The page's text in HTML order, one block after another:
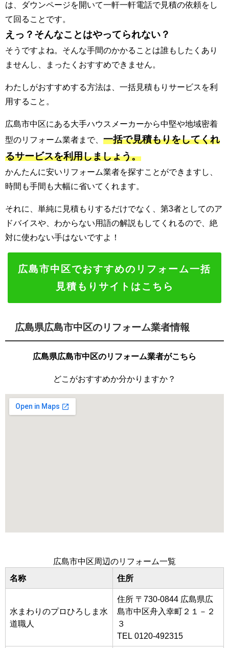
は、ダウンページを開いて一軒一軒電話で見積の依頼をし
て回ることです。
えっ？そんなことはやってられない？
そうですよね。そんな手間のかかることは誰もしたくあり
ませんし、まったくおすすめできません。
わたしがおすすめする方法は、一括見積もりサービスを利
用すること。
広島市中区にある大手ハウスメーカーから中堅や地域密着
型のリフォーム業者まで、 一括で見積もりをしてくれ
るサービスを利用しましょう。
かんたんに安いリフォーム業者を探すことができますし、
時間も手間も大幅に省いてくれます。
それに、単純に見積もりするだけでなく、第3者としてのア
ドバイスや、わからない用語の解説もしてくれるので、絶
対に使わない手はないですよ！
広島市中区でおすすめのリフォーム一括
見積もりサイトはこちら
広島県広島市中区のリフォーム業者情報
広島県広島市中区のリフォーム業者がこちら
どこがおすすめか分かりますか？
広島市中区周辺のリフォーム一覧
名称 住所
水まわりのプロひろしま水
道職人
住所 〒730-0844 広島県広
島市中区舟入幸町２１－２
３
TEL 0120-492315